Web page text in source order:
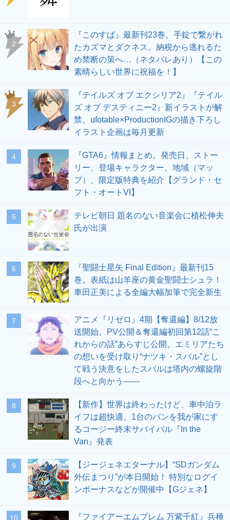
2
『このすば』最新刊23巻。手錠で繋がれ
たカズマとダクネス。納税から逃れるた
め禁断の策へ…（ネタバレあり）【この
素晴らしい世界に祝福を！】
3
『テイルズ オブ エクシリア2』『テイル
ズ オブ デスティニー2』新イラストが解
禁。ufotable×ProductionIGの描き下ろし
イラスト企画は毎月更新
4
『GTA6』情報まとめ。発売日、ストー
リー、登場キャラクター、地域（マッ
プ）、限定版特典を紹介【グランド・セ
フト・オートVI】
5
テレビ朝日 題名のない音楽会に植松伸夫
氏が出演
6
『聖闘士星矢 Final Edition』最新刊15
巻。表紙は山羊座の黄金聖闘士シュラ！
車田正美による全編大幅加筆で完全新生
7
アニメ『リゼロ』4期【奪還編】8/12放
送開始。PV公開＆奪還編初回第12話“こ
れからの話”あらすじ公開。エミリアたち
の想いを受け取り“ナツキ・スバル”とし
て戦う決意をしたスバルは塔内の螺旋階
段へと向かう――
8
【新作】世界は終わったけど、車中泊ラ
イフは超快適。1台のバンを我が家にす
るコージー終末サバイバル『In the
Van』発表
9
【ジージェネエターナル】“SDガンダム
外伝まつり”が本日開始！ 特別なログイ
ンボーナスなどが開催中【Gジェネ】
10 『ファイアーエムブレム 万紫千紅』兵種